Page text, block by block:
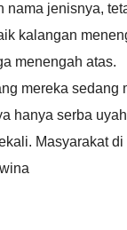
nama jenisnya,
kalangan
menengah atas.
mereka sedang
hanya serba
Masyarakat